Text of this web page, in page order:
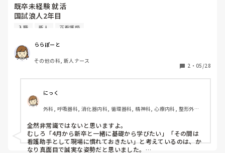
既卒未経験 就活
国試浪人2年目
今年看護師国家試験に合格しました。
事には就いていませんでした。
就活が遅れてしまったので来年4月からの就職を目指そうと
思い立ったのですが、現在応募している中規模病棟のA病院
の方には4月入職希望であるという旨を伝えきれておらず既
に履歴書も送ってしまった状態です。
履歴書の志望動機には看護技術を早期に習得し、一刻も早く
貢献出来るよう云々〜と記入しましたが、今年度で中途での
採用は可能かという事は人事の方にも尋ねておらず履歴書の
ほうでも触れていません。
入職 新人 正看護師
ららぽーと
その他の科, 新人ナース
2 ・ 05/28
にっく
外科, 呼吸器科, 消化器内科, 循環器科, 精神科, 心療内科, 整形外科,
院, 大学病院, 派遣
全然非常識ではないと思いますよ。
むしろ「4月から新卒と一緒に基礎から学びたい」「その間は
看護助手として現場に慣れておきたい」と考えているのは、か
なり真面目で誠実な姿勢だと思いました。